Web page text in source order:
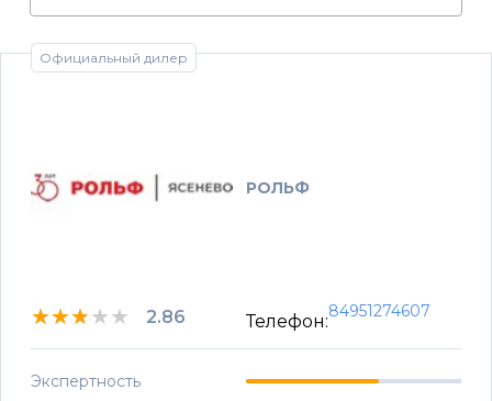
Официальный дилер
РОЛЬФ
★★★★★
★★★★★
★★★★★ 2.86 Телефон:
84951274607
Экспертность